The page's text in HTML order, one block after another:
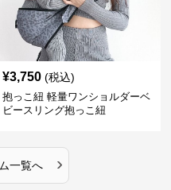
¥3,750 (税込)
抱っこ紐 軽量ワンショルダーベ
ビースリング抱っこ紐
一覧へ ›